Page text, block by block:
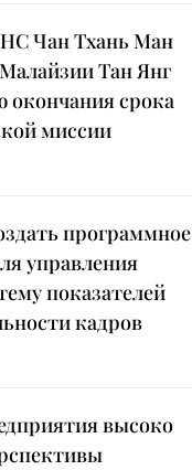
НС Чан Тхань Ман
Тан Янг
окончания срока
миссии
программное
управления
показателей
кадров
высоко